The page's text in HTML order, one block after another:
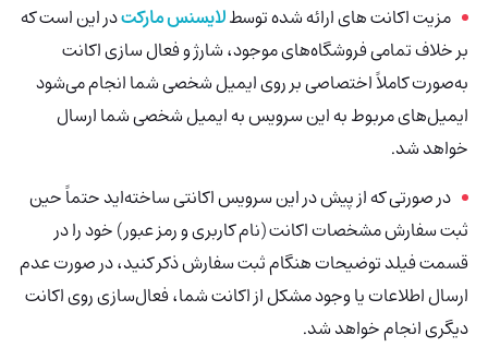
مزیت اکانت های ارائه شده توسطلایسنس مارکتدر این است که
بر خلاف تمامی فروشگاه‌های موجود، شارژ و فعال سازی اکانت
به‌صورت کاملاً اختصاصی بر روی ایمیل شخصی شما انجام می‌شود
ایمیل‌های مربوط به این سرویس به ایمیل شخصی شما ارسال
خواهد شد.
در صورتی که از پیش در این سرویس اکانتی ساخته‌اید حتماً حین
ثبت سفارش مشخصات اکانت (نام کاربری و رمز عبور) خود را در
قسمت فیلد توضیحات هنگام ثبت سفارش ذکر کنید، در صورت عدم
ارسال اطلاعات یا وجود مشکل از اکانت شما، فعال‌سازی روی اکانت
دیگری انجام خواهد شد.